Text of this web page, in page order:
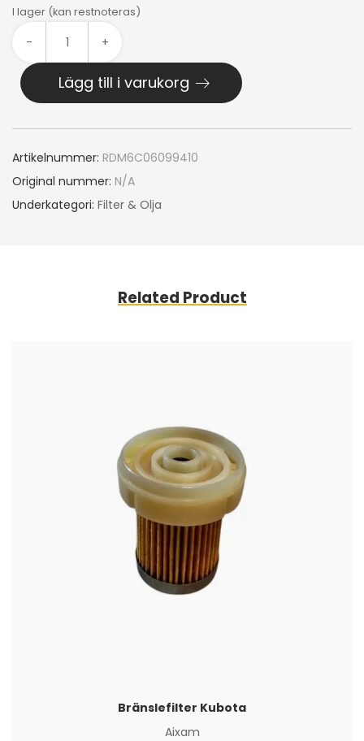
I lager (kan restnoteras)
- +
Lägg till i varukorg
Artikelnummer: RDM6C06099410
Original nummer: N/A
Underkategori: Filter & Olja
Related Product
Bränslefilter Kubota
Aixam